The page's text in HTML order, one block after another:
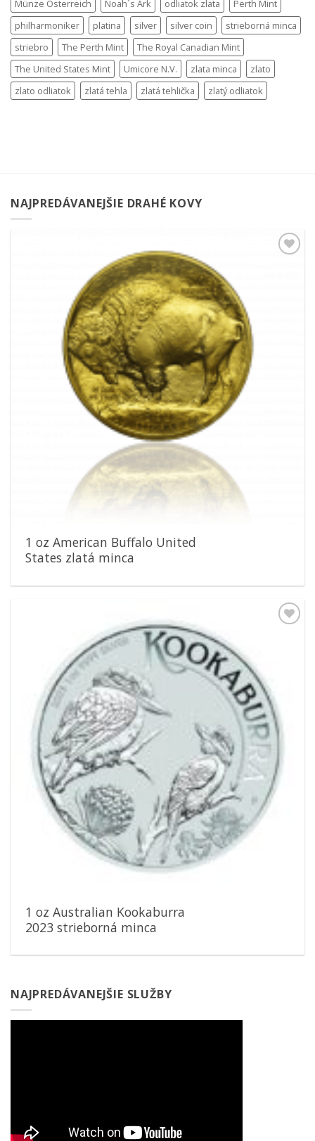
Münze Österreich Noah´s Ark odliatok zlata
Perth Mint
philharmoniker
platina silver silver coin
strieborná minca
striebro
The Perth Mint
The Royal Canadian Mint
The United States Mint
Umicore N.V. zlata minca
zlato
zlato odliatok
zlatá tehla zlatá tehlička zlatý odliatok
NAJPREDÁVANEJŠIE DRAHÉ KOVY
1 oz American Buffalo United
States zlatá minca
1 oz Australian Kookaburra
2023 strieborná minca
NAJPREDÁVANEJŠIE SLUŽBY